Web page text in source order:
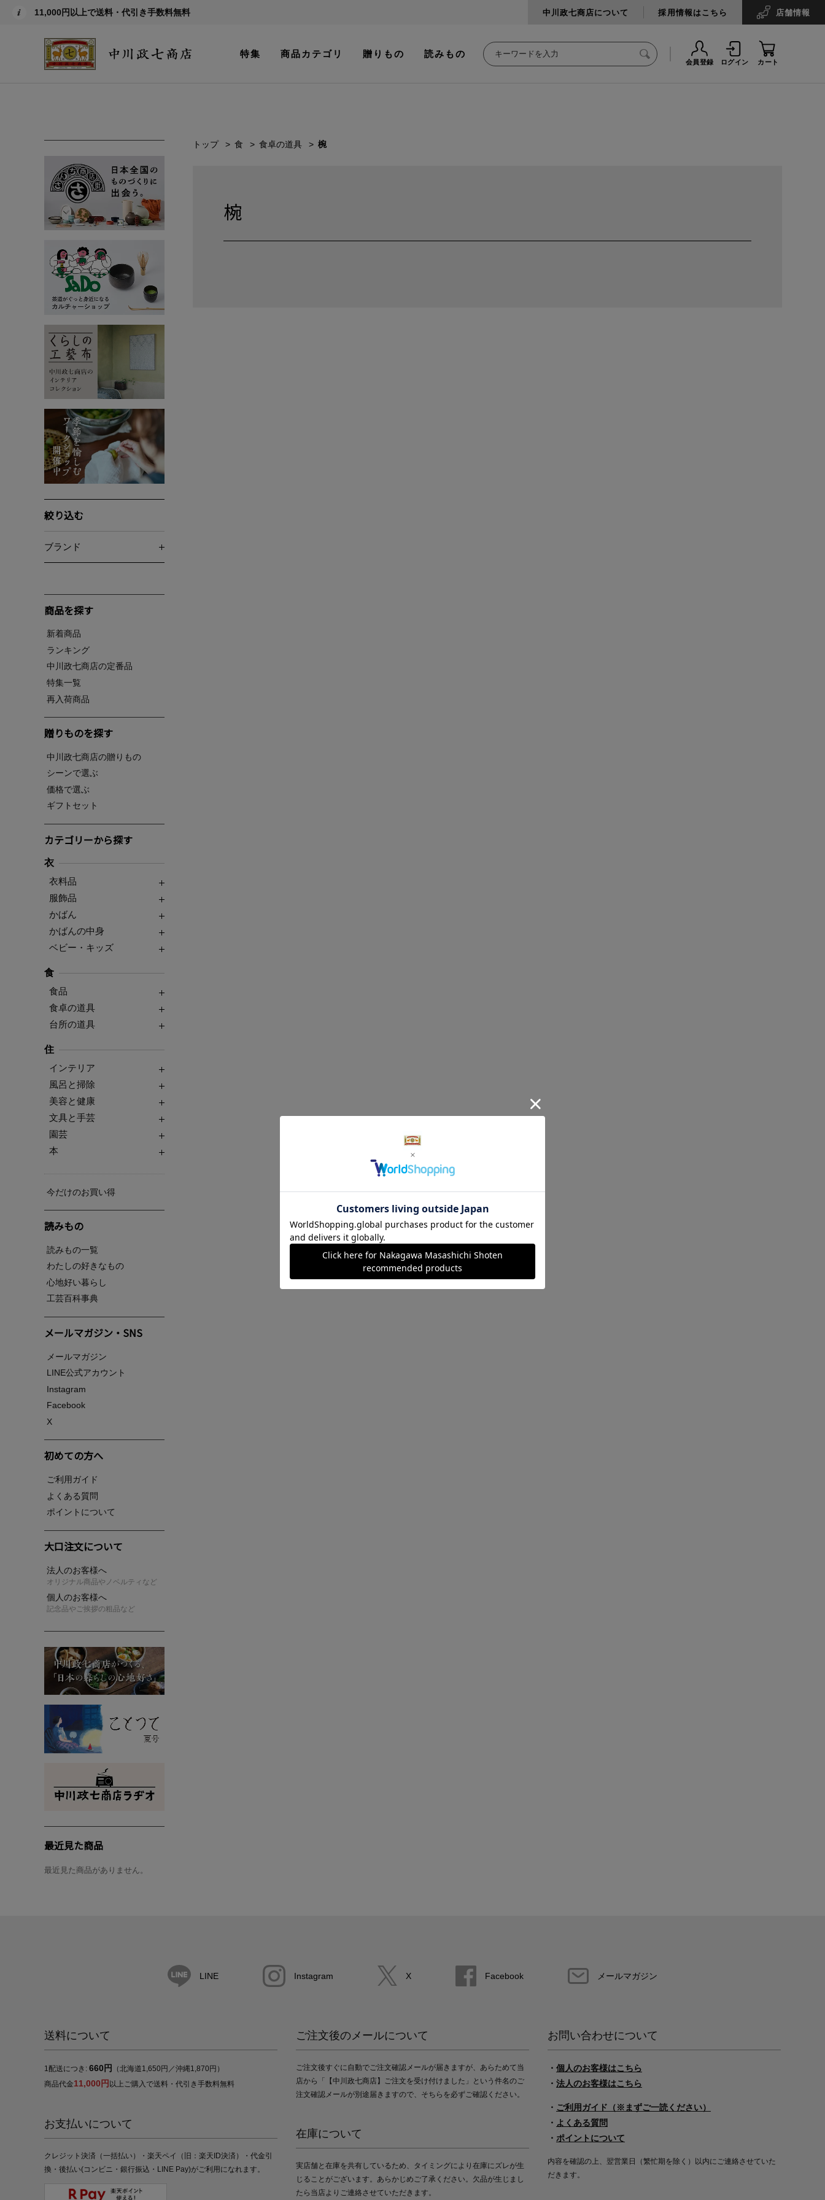
11,000円以上で送料・代引き手数料無料 中川政七商店について 採用情報はこちら 店舗情報
特集 商品カテゴリ 贈りもの 読みもの
会員登録 ログイン カート
絞り込む
ブランド
商品を探す
新着商品
ランキング
中川政七商店の定番品
特集一覧
再入荷商品
贈りものを探す
中川政七商店の贈りもの
シーンで選ぶ
価格で選ぶ
ギフトセット
カテゴリーから探す
衣
衣料品
服飾品
かばん
かばんの中身
ベビー・キッズ
食
食品
食卓の道具
台所の道具
住
インテリア
風呂と掃除
美容と健康
文具と手芸
園芸
本
今だけのお買い得
読みもの
読みもの一覧
わたしの好きなもの
心地好い暮らし
工芸百科事典
メールマガジン・SNS
メールマガジン
LINE公式アカウント
Instagram
Facebook
X
初めての方へ
ご利用ガイド
よくある質問
ポイントについて
大口注文について
法人のお客様へ
オリジナル商品やノベルティなど
個人のお客様へ
記念品やご挨拶の粗品など
最近見た商品
最近見た商品がありません。
トップ 食 食卓の道具 椀
椀
LINE Instagram X Facebook メールマガジン
送料について
1配送につき: 660円
（北海道1,650円／沖縄1,870円）
商品代金11,000円 以上ご購入で送料・代引き手数料無料
お支払いについて
クレジット決済（一括払い）・楽天ペイ（旧：楽天ID決済）・代金引
換・後払い(コンビニ・銀行振込・LINE Pay)がご利用になれます。
ご注文後のメールについて
ご注文後すぐに自動でご注文確認メールが届きますが、あらためて当
店から「【中川政七商店】ご注文を受け付けました」という件名のご
注文確認メールが別途届きますので、そちらを必ずご確認ください。
在庫について
実店舗と在庫を共有しているため、タイミングにより在庫にズレが生
じることがございます。あらかじめご了承ください。欠品が生じまし
たら当店よりご連絡させていただきます。
お問い合わせについて
・ 個人のお客様はこちら
・ 法人のお客様はこちら
・ ご利用ガイド（※まずご一読ください）
・ よくある質問
・ ポイントについて
内容を確認の上、翌営業日（繁忙期を除く）以内にご連絡させていた
だきます。